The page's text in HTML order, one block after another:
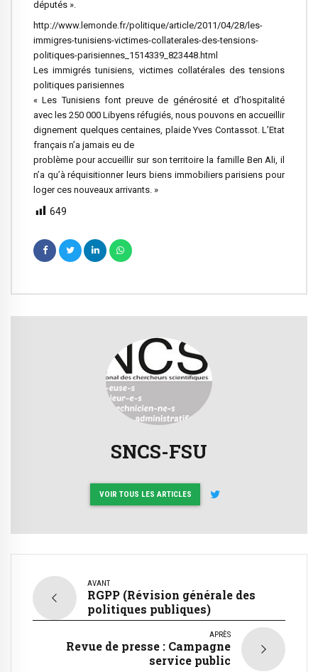
députés ».
http://www.lemonde.fr/politique/article/2011/04/28/les-
immigres-tunisiens-victimes-collaterales-des-tensions-
politiques-parisiennes_1514339_823448.html
Les immigrés tunisiens, victimes collatérales des tensions
politiques parisiennes
« Les Tunisiens font preuve de générosité et d’hospitalité
avec les 250 000 Libyens réfugiés, nous pouvons en accueillir
dignement quelques centaines, plaide Yves Contassot. L’Etat
français n’a jamais eu de
problème pour accueillir sur son territoire la famille Ben Ali, il
n’a qu’à réquisitionner leurs biens immobiliers parisiens pour
loger ces nouveaux arrivants. »
649
SNCS-FSU
VOIR TOUS LES ARTICLES
AVANT
RGPP (Révision générale des
politiques publiques)
APRÈS
Revue de presse : Campagne
service public